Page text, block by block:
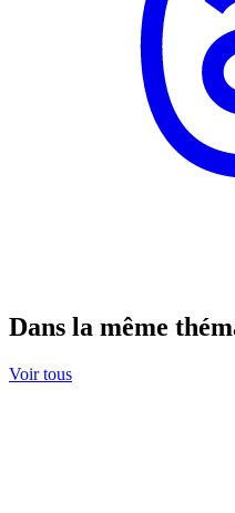
Dans la même
Voir tous